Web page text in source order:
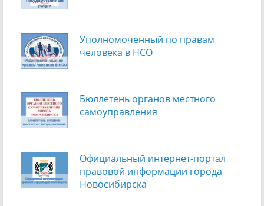
Уполномоченный по правам
человека в НСО
Бюллетень органов местного
самоуправления
Официальный интернет-портал
правовой информации города
Новосибирска